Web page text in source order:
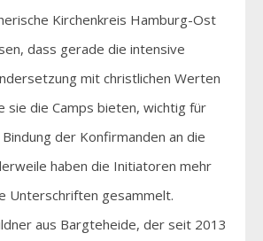
Kirchenkreis Hamburg-Ost
dass gerade die intensive
mit christlichen Werten
sie die Camps bieten, wichtig für
der Konfirmanden an die
haben die Initiatoren mehr
Unterschriften gesammelt.
aus Bargteheide, der seit 2013